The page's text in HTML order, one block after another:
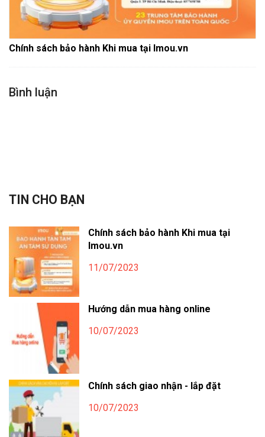
Chính sách bảo hành Khi mua tại Imou.vn
Bình luận
TIN CHO BẠN
Chính sách bảo hành Khi mua tại
Imou.vn
11/07/2023
Hướng dẫn mua hàng online
10/07/2023
Chính sách giao nhận - lắp đặt
10/07/2023